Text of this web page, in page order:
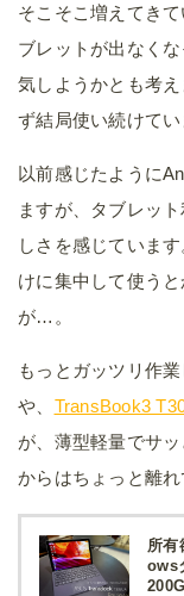
そこそこ増えてき
ブレットが出なく
気しようかとも考
ず結局使い続けてい
以前感じたように
ますが、タブレッ
しさを感じていま
けに集中して使う
が…。
もっとガッツリ作
や、 TransBook3
が、薄型軽量でサ
からはちょっと離れ
所有
ows